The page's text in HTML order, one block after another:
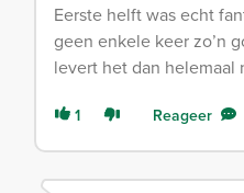
Eerste helft was echt
geen enkele keer zo’n
levert het dan helemaal
1 Reageer